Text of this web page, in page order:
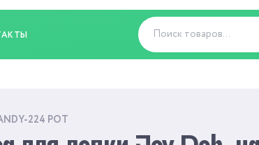
224 POT